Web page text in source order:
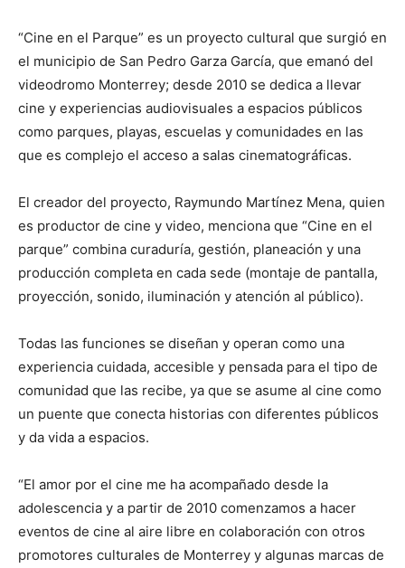
“Cine en el Parque” es un proyecto cultural que surgió en
el municipio de San Pedro Garza García, que emanó del
videodromo Monterrey; desde 2010 se dedica a llevar
cine y experiencias audiovisuales a espacios públicos
como parques, playas, escuelas y comunidades en las
que es complejo el acceso a salas cinematográficas.
El creador del proyecto, Raymundo Martínez Mena, quien
es productor de cine y video, menciona que “Cine en el
parque” combina curaduría, gestión, planeación y una
producción completa en cada sede (montaje de pantalla,
proyección, sonido, iluminación y atención al público).
Todas las funciones se diseñan y operan como una
experiencia cuidada, accesible y pensada para el tipo de
comunidad que las recibe, ya que se asume al cine como
un puente que conecta historias con diferentes públicos
y da vida a espacios.
“El amor por el cine me ha acompañado desde la
adolescencia y a partir de 2010 comenzamos a hacer
eventos de cine al aire libre en colaboración con otros
promotores culturales de Monterrey y algunas marcas de